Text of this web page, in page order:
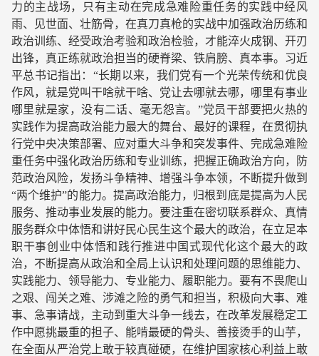
力的主战场，只有主动在完成急难险重任务的实践中经风
雨、见世面、壮筋骨，在真刀真枪的实战中加强政治历练和
政治训练、经受政治考验和政治检验，才能淬火成钢、开刃
出锋，真正练就政治担当的硬脊梁、铁肩膀、真本事。习近
平总书记指出：“长期以来，我们党有一个光荣传统和优良
作风，就是党叫干啥就干啥、党让去哪就去哪，哪里有事业
哪里就是家，没有二话、毫无怨言。”党员干部要把火热的
实践作为提高政治能力最大的舞台、最好的课程，在贯彻执
行党中央决策部署、应对重大斗争和突发事件、完成急难险
重任务中强化政治历练和专业训练，把握正确政治方向，防
范政治风险，发扬斗争精神、增强斗争本领，不断提升做到
“两个维护”的能力。提高政治能力，归根到底是提高为人民
服务、推动事业发展的能力。要注重在密切联系群众、真情
服务群众中体悟和讲好民心民生这个最大的政治，在立足本
职干事创业中体悟和践行推进中国式现代化这个最大的政
治，不断提高从政治和全局上认识和处理问题的思维能力、
实践能力、领导能力、专业能力、履职能力。要有不畏爬山
之艰、闯关之难、涉滩之险的勇气和担当，积极向大事、难
事、急事请战，主动到重大斗争一线去，在改革发展稳定工
作中愿挑最重的担子、能啃最硬的骨头、善接烫手的山芋，
在全面从严治党上敢于较真碰硬，在维护国家核心利益上敢